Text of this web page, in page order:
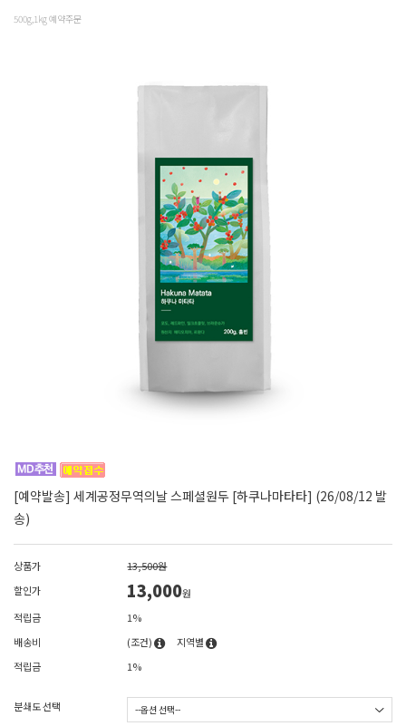
500g,1kg 예약주문
[예약발송] 세계공정무역의날 스페셜원두 [하쿠나마타타] (26/08/12 발
송)
상품가
13,500원
할인가
13,000원
적립금
1%
배송비
(조건)
지역별
적립금
1%
분쇄도 선택